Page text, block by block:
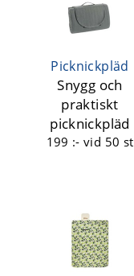
Picknickpläd
Snygg och
praktiskt
picknickpläd
199 :-vid 50 st